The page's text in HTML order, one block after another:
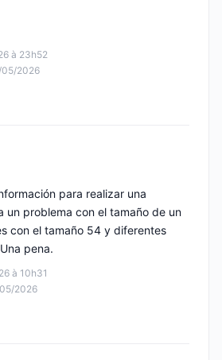
à 23h52
05/2026
à 10h31
2026
para realizar una
un problema con el tamaño de un
con el tamaño 54 y diferentes
pena.